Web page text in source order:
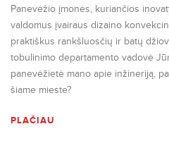
Panevėžio įmonės, kuriančios
valdomus įvairaus dizaino
praktiškus rankšluosčių ir batų
tobulinimo departamento vadovė
panevėžietė mano apie inžineriją,
šiame mieste?
PLAČIAU